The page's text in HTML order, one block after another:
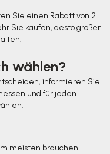
Sie einen Rabatt von 2
Sie kaufen, desto größer
wählen?
informieren Sie
und für jeden
meisten brauchen.